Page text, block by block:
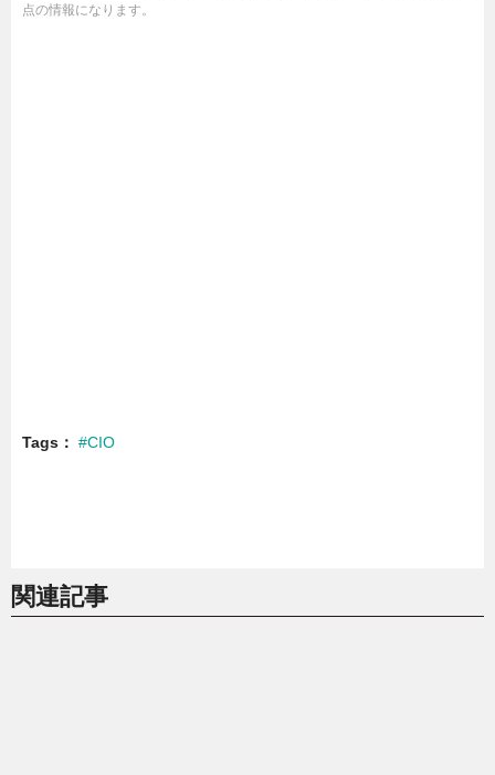
点の情報になります。
Tags #CIO
関連記事